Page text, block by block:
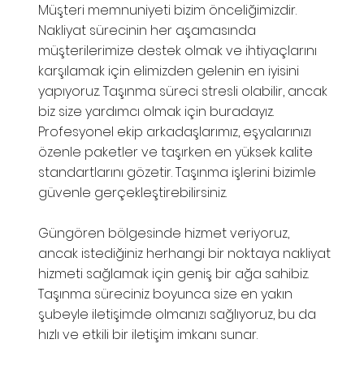
Müşteri memnuniyeti bizim önceliğimizdir.
Nakliyat sürecinin her aşamasında
müşterilerimize destek olmak ve ihtiyaçlarını
karşılamak için elimizden gelenin en iyisini
yapıyoruz. Taşınma süreci stresli olabilir, ancak
biz size yardımcı olmak için buradayız.
Profesyonel ekip arkadaşlarımız, eşyalarınızı
özenle paketler ve taşırken en yüksek kalite
standartlarını gözetir. Taşınma işlerini bizimle
güvenle gerçekleştirebilirsiniz.
Güngören bölgesinde hizmet veriyoruz,
ancak istediğiniz herhangi bir noktaya nakliyat
hizmeti sağlamak için geniş bir ağa sahibiz.
Taşınma süreciniz boyunca size en yakın
şubeyle iletişimde olmanızı sağlıyoruz, bu da
hızlı ve etkili bir iletişim imkanı sunar.